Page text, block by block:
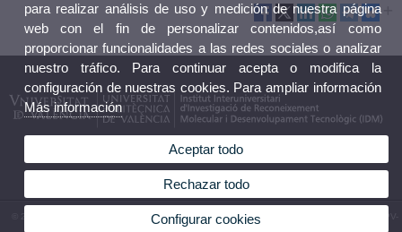
© 2026 UV. - Av. Vicent Andrés Estellés, 19, 46100 Burjassot (Valencia). Tel.963544410 UPV-
Camino de Vera, s/n. 46022. Valencia. Tel. 963879347. España
para realizar análisis de uso y medición de nuestra página
web con el fin de personalizar contenidos,así como
proporcionar funcionalidades a las redes sociales o analizar
nuestro tráfico. Para continuar acepta o modifica la
configuración de nuestras cookies. Para ampliar información
Más información
Aceptar todo
Rechazar todo
Configurar cookies